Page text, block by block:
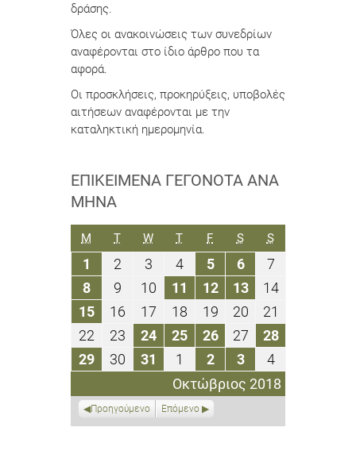
δράσης.
Όλες οι ανακοινώσεις των συνεδρίων
αναφέρονται στο ίδιο άρθρο που τα
αφορά.
Οι προσκλήσεις, προκηρύξεις, υποβολές
αιτήσεων αναφέρονται με την
καταληκτική ημερομηνία.
ΕΠΙΚΕΊΜΕΝΑ ΓΕΓΟΝΌΤΑ ΑΝΆ
ΜΉΝΑ
Οκτώβριος 2018
M ΔΕΥΤΈΡΑ
TΤΡΊΤΗ
WΤΕΤΆΡΤΗ
TΠΈΜΠΤΗ
FΠΑΡΑΣΚΕΥΉ
SΣΆΒΒΑΤΟ
SΚΥΡΙΑΚΉ
1
Οκτωβρίου
2018
2
Οκτωβρίου
2018
3
Οκτωβρίου
2018
44
Οκτωβρίου
2018
55
Οκτωβρίου
2018
66
Οκτωβρίου
2018
77
Οκτωβρίου
2018
88
Οκτωβρίου
2018
9
Οκτωβρίου
2018
10
Οκτωβρίου
2018
11
Οκτωβρίου
2018
1212
Οκτωβρίου
2018
1313
Οκτωβρίου
2018
1414
2018
1515
Οκτωβρίου
2018
16
Οκτωβρίου
2018
17
Οκτωβρίου
2018
18
Οκτωβρίου
2018
1919
Οκτωβρίου
2018
2020
Οκτωβρίου
2018
21
Οκτωβρίου
2018
22
Οκτωβρίου
2018
23
Οκτωβρίου
2018
2424
Οκτωβρίου
2018
2525
Οκτωβρίου
2018
2626
Οκτωβρίου
2018
2727
Οκτωβρίου
2018
2828
Οκτωβρίου
2018
2929
Οκτωβρίου
30
Οκτωβρίου
31
Οκτωβρίου
2018
1
Νοεμβρίου
2018
22
Νοεμβρίου
2018
33
Νοεμβρίου
2018
44
Νοεμβρίου
2018
Προηγούμενο Επόμενο